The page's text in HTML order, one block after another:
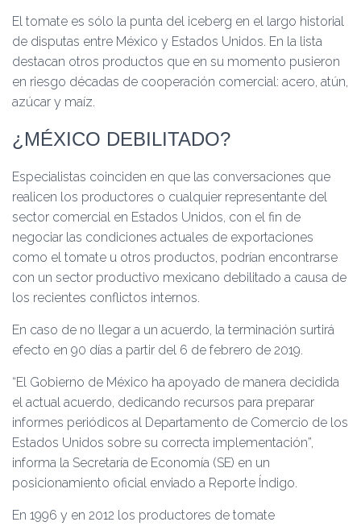
El tomate es sólo la punta del iceberg en el largo historial
de disputas entre México y Estados Unidos. En la lista
destacan otros productos que en su momento pusieron
en riesgo décadas de cooperación comercial: acero, atún,
azúcar y maíz.
¿MÉXICO DEBILITADO?
Especialistas coinciden en que las conversaciones que
realicen los productores o cualquier representante del
sector comercial en Estados Unidos, con el fin de
negociar las condiciones actuales de exportaciones
como el tomate u otros productos, podrían encontrarse
con un sector productivo mexicano debilitado a causa de
los recientes conflictos internos.
En caso de no llegar a un acuerdo, la terminación surtirá
efecto en 90 días a partir del 6 de febrero de 2019.
“El Gobierno de México ha apoyado de manera decidida
el actual acuerdo, dedicando recursos para preparar
informes periódicos al Departamento de Comercio de los
Estados Unidos sobre su correcta implementación”,
informa la Secretaría de Economía (SE) en un
posicionamiento oficial enviado a Reporte Índigo.
En 1996 y en 2012 los productores de tomate